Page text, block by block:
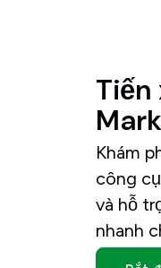
Tiến
Khám
công
và hỗ
nhanh